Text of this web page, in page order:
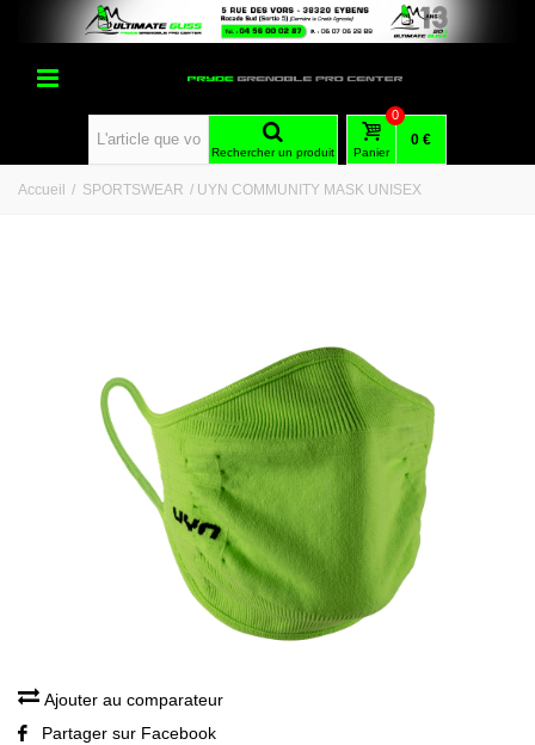
Rechercher un produit Panier
0
0 €
Accueil / SPORTSWEAR / UYN COMMUNITY MASK UNISEX
Ajouter au comparateur
Partager sur Facebook